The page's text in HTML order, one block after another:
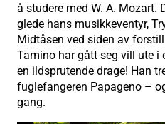
å studere med W. A. Mozart.
glede hans musikkeventyr,
Midtåsen ved siden av
Tamino har gått seg vill ute i
en ildsprutende drage! Han
fuglefangeren Papageno –
gang.